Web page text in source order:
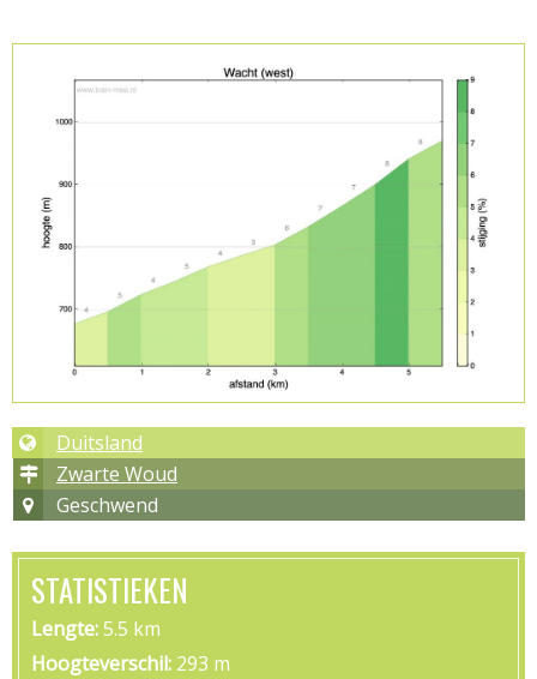
Duitsland
Zwarte Woud
Geschwend
STATISTIEKEN
Lengte 5.5 km
Hoogteverschil 293 m